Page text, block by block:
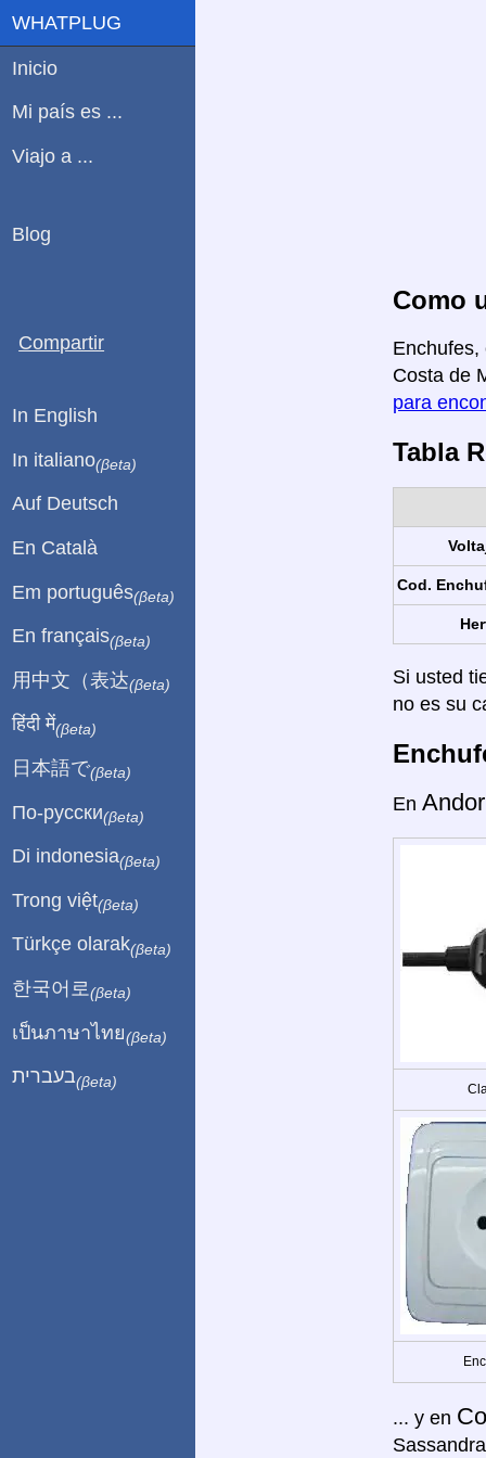
Como
Enchufes,
Costa de
para
Tabla
Cod.
Si usted
no es su
En
... y en
WHATPLUG
Inicio
Mi país es ...
Viajo a ...
Blog
Compartir
In English
In italiano(βeta)
Auf Deutsch
En Català
Em português(βeta)
En français(βeta)
用中文（表达(βeta)
हिंदी में(βeta)
日本語で(βeta)
По-русски(βeta)
Di indonesia(βeta)
Trong việt(βeta)
Türkçe olarak(βeta)
한국어로 (βeta)
เป็นภาษาไทย(βeta)
בעברית(βeta)